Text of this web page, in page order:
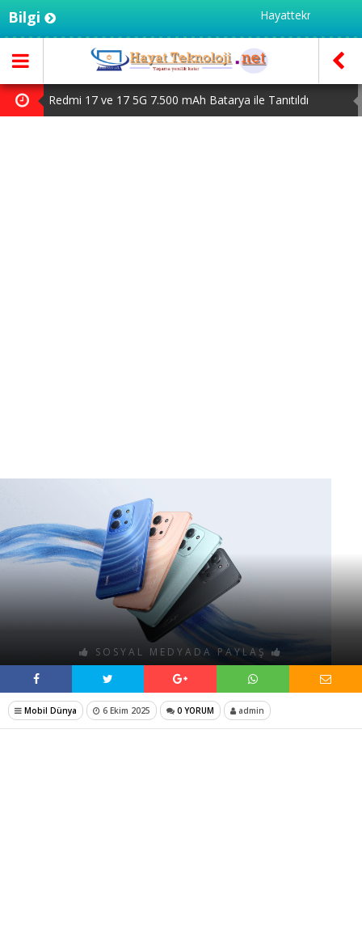
Bilgi Hayatteknoloji.net -
Redmi 17 ve 17 5G 7.500 mAh Batarya ile Tanıtıldı
SOSYAL MEDYADA PAYLAŞ
Mobil Dünya 6 Ekim 2025 0 YORUM admin